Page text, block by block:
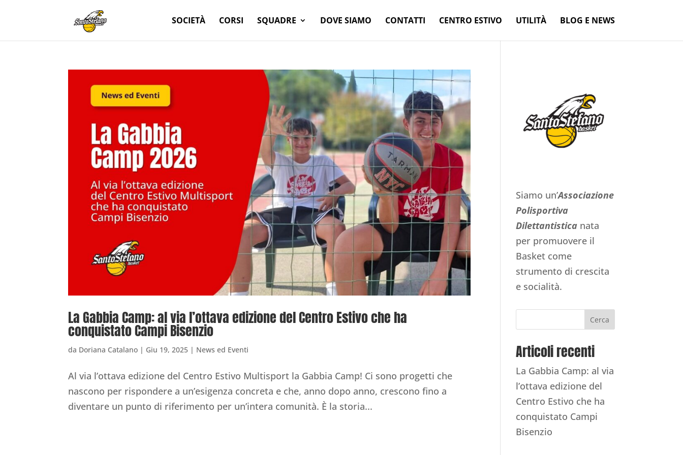
SOCIETÀ CORSI SQUADRE DOVE SIAMO CONTATTI CENTRO ESTIVO UTILITÀ BLOG E NEWS
La Gabbia Camp: al via l’ottava edizione del Centro Estivo che ha
conquistato Campi Bisenzio
da Doriana Catalano | Giu 19, 2025 | News ed Eventi
Al via l’ottava edizione del Centro Estivo Multisport la Gabbia Camp! Ci sono progetti che
nascono per rispondere a un’esigenza concreta e che, anno dopo anno, crescono fino a
diventare un punto di riferimento per un’intera comunità. È la storia...
Siamo un’Associazione
Polisportiva
Dilettantistica nata
per promuovere il
Basket come
strumento di crescita
e socialità.
Cerca
Articoli recenti
La Gabbia Camp: al via
l’ottava edizione del
Centro Estivo che ha
conquistato Campi
Bisenzio